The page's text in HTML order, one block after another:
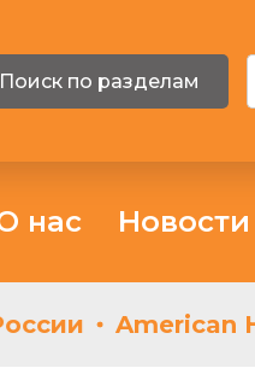
Поиск по разделам
нас Новости
American